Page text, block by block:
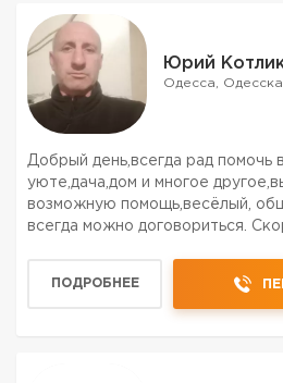
Юрий
Одесса,
Добрый день,всегда рад помочь
уюте,дача,дом и многое
возможную помощь,весёлый,
всегда можно договориться.
ПОДРОБНЕЕ